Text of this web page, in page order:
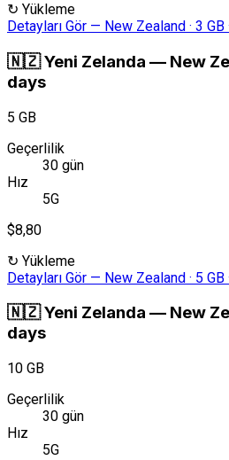
↻ Yükleme
Detayları Gör — New Zealand · 3 GB
🇳🇿Yeni Zelanda — New
days
5 GB
Geçerlilik
30 gün
Hız
5G
$8,80
↻ Yükleme
Detayları Gör — New Zealand · 5 GB
🇳🇿Yeni Zelanda — New
days
10 GB
Geçerlilik
30 gün
Hız
5G